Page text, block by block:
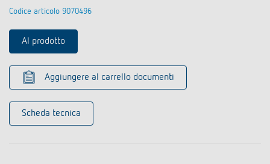
Codice articolo 9070496
Al prodotto
Aggiungere al carrello documenti
Scheda tecnica